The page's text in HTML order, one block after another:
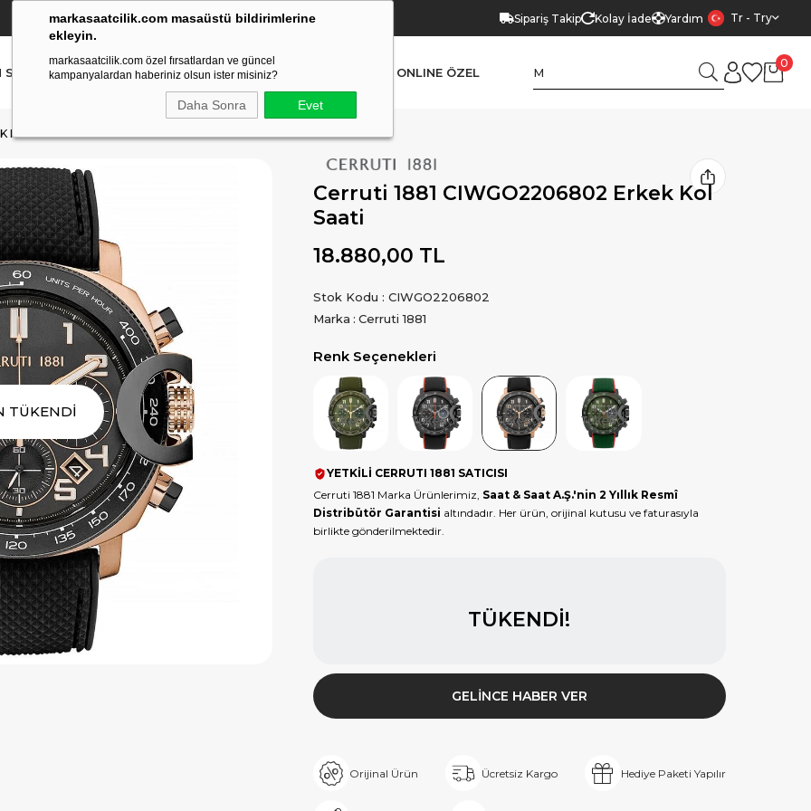
markasaatcilik.com masaüstü bildirimlerine
ekleyin.
markasaatcilik.com özel fırsatlardan ve güncel
kampanyalardan haberiniz olsun ister misiniz?
Daha Sonra Evet
YETKİLİ SATICI (Ücretsiz Kargo Ve İade) Sipariş Takip Kolay İade Yardım Tr - Try
ERKEK SAAT AKILLI SAAT ONLINE ÖZEL
0
KOL SAATI
TÜKENDİ
Cerruti 1881 CIWGO2206802 Erkek Kol
Saati
18.880,00 TL
Stok Kodu
CIWGO2206802
Marka : Cerruti 1881
Renk Seçenekleri
Ürün
Tükendi
Ürün
Tükendi
Ürün
Tükendi
Ürün
Tükendi
YETKİLİ CERRUTI 1881 SATICISI
Cerruti 1881 Marka Ürünlerimiz, Saat & Saat A.Ş.'nin 2 Yıllık Resmî
Distribütör Garantisi altındadır. Her ürün, orijinal kutusu ve faturasıyla
birlikte gönderilmektedir.
TÜKENDI!
GELINCE HABER VER
Orijinal Ürün Ücretsiz Kargo Hediye Paketi Yapılır